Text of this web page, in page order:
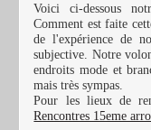
Voici ci-dessous
Comment est faite
de l'expérience de
subjective. Notre
endroits mode et
mais très sympas.
Pour les lieux de
Rencontres 15eme